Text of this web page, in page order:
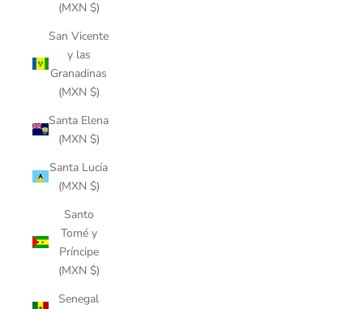
(MXN $)
San Vicente
y las
Granadinas
(MXN $)
Santa Elena
(MXN $)
Santa Lucía
(MXN $)
Santo
Tomé y
Príncipe
(MXN $)
Senegal